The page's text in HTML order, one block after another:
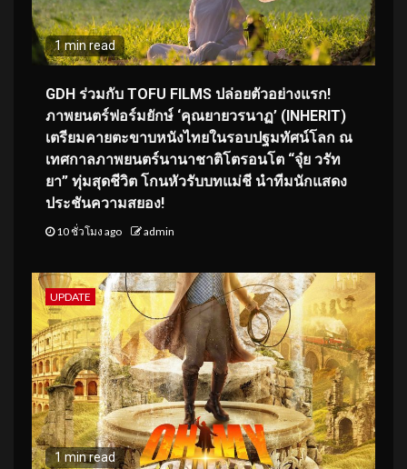
1 min read
GDH ร่วมกับ TOFU FILMS ปล่อยตัวอย่างแรก!
ภาพยนตร์ฟอร์มยักษ์ ‘คุณยายวรนาฏ’ (INHERIT)
เตรียมคายตะขาบหนังไทยในรอบปฐมทัศน์โลก ณ
เทศกาลภาพยนตร์นานาชาติโตรอนโต “จุ๋ย วรัท
ยา” ทุ่มสุดชีวิต โกนหัวรับบทแม่ชี นำทีมนักแสดง
ประชันความสยอง!
10 ชั่วโมง ago admin
UPDATE
1 min read